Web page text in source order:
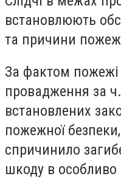
встановлюють
та причини
За фактом пожежі
провадження за
встановлених
пожежної
спричинило
шкоду в особливо